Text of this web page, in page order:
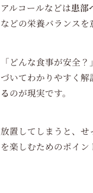
アルコールなどは患部
などの栄養バランスを
「どんな食事が安全
づいてわかりやすく解
るのが現実です。
放置してしまうと、
を楽しむためのポイン